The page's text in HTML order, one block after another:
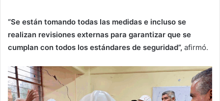
“Se están tomando todas las medidas e incluso se
realizan revisiones externas para garantizar que se
cumplan con todos los estándares de seguridad”, afirmó.